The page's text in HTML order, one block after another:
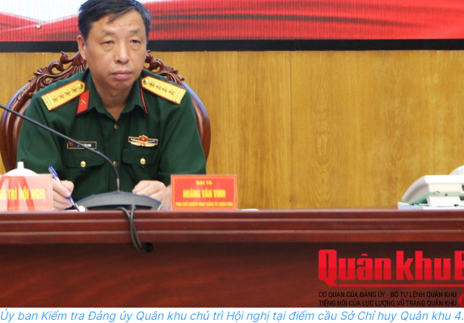
Ủyban Kiểm tra Đảng ủyQuân khu chủ trì Hội nghị tại điểm cầu Sở Chỉ huy Quân khu 4.